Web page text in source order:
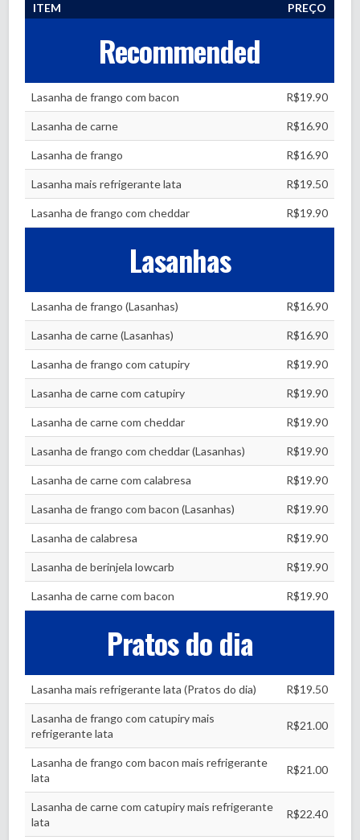
ITEM PREÇO
Recommended
Lasanha de frango com bacon R$19.90
Lasanha de carne R$16.90
Lasanha de frango R$16.90
Lasanha mais refrigerante lata R$19.50
Lasanha de frango com cheddar R$19.90
Lasanhas
Lasanha de frango (Lasanhas) R$16.90
Lasanha de carne (Lasanhas) R$16.90
Lasanha de frango com catupiry R$19.90
Lasanha de carne com catupiry R$19.90
Lasanha de carne com cheddar R$19.90
Lasanha de frango com cheddar (Lasanhas) R$19.90
Lasanha de carne com calabresa R$19.90
Lasanha de frango com bacon (Lasanhas) R$19.90
Lasanha de calabresa R$19.90
Lasanha de berinjela lowcarb R$19.90
Lasanha de carne com bacon R$19.90
Pratos do dia
Lasanha mais refrigerante lata (Pratos do dia) R$19.50
Lasanha de frango com catupiry mais
refrigerante lata
R$21.00
Lasanha de frango com bacon mais refrigerante
lata
R$21.00
Lasanha de carne com catupiry mais refrigerante
lata
R$22.40